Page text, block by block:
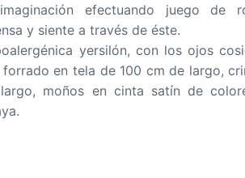
efectuando juego de
y siente a través de éste.
yersilón, con los ojos
en tela de 100 cm de largo,
moños en cinta satín de